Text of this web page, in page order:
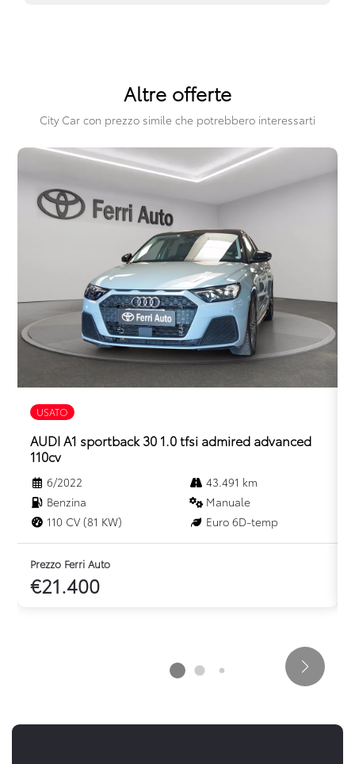
Sistema di frenata anti collisione
Sistema di guida assistita
Sistema di riconoscimento stanchezza guidatore
Specchietti retrovisori elettrici e riscaldabili
Spoiler posteriore
Volante in pelle
Volante multifunzionale
Volante regolabile
Altre offerte
City Car con prezzo simile che potrebbero interessarti
USATO
AUDI A1 sportback 30 1.0 tfsi admired advanced
110cv
6/2022
43.491 km
Benzina
Manuale
110 CV (81 KW)
Euro 6D-temp
Prezzo Ferri Auto
€21.400